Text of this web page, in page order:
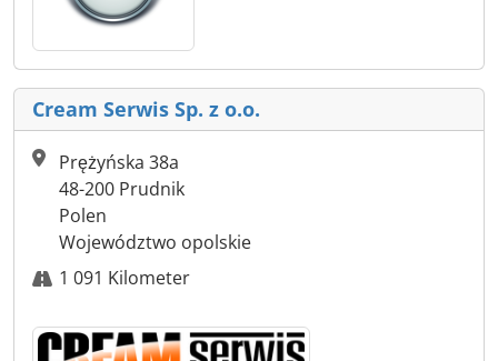
Cream Serwis Sp. z o.o.
Prężyńska 38a
48-200 Prudnik
Polen
Województwo opolskie
1 091 Kilometer